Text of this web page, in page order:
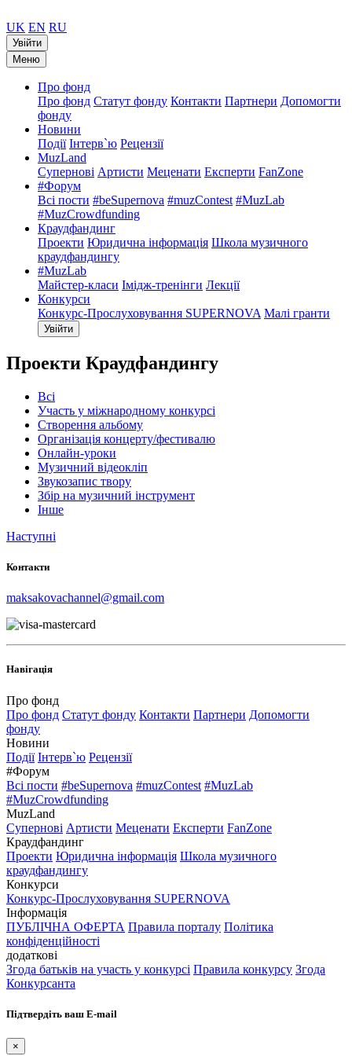
UK EN RU
Увійти
Меню
Про фонд
Про фонд Статут фонду Контакти Партнери Допомогти
фонду
Новини
Події Інтерв`ю Рецензії
MuzLand
Супернові Артисти Меценати Експерти FanZone
#Форум
Всі пости #beSupernova #muzContest #MuzLab
#MuzCrowdfunding
Краудфандинг
Проекти Юридична інформація Школа музичного
краудфандингу
#MuzLab
Майстер-класи Імідж-тренінги Лекції
Конкурси
Конкурс-Прослуховування SUPERNOVA Малі гранти
Увійти
Проекти Краудфандингу
Всі
Участь у міжнародному конкурсі
Створення альбому
Організація концерту/фестивалю
Онлайн-уроки
Музичний відеокліп
Звукозапис твору
Збір на музичний інструмент
Інше
Наступні
Контакти
maksakovachannel@gmail.com
Навігація
Про фонд
Про фонд Статут фонду Контакти Партнери Допомогти
фонду
Новини
Події Інтерв`ю Рецензії
#Форум
Всі пости #beSupernova #muzContest #MuzLab
#MuzCrowdfunding
MuzLand
Супернові Артисти Меценати Експерти FanZone
Краудфандинг
Проекти Юридична інформація Школа музичного
краудфандингу
Конкурси
Конкурс-Прослуховування SUPERNOVA
Інформація
ПУБЛІЧНА ОФЕРТА Правила порталу Політика
конфіденційності
додаткові
Згода батьків на участь у конкурсі Правила конкурсу Згода
Конкурсанта
Підтвердіть ваш E-mail
×